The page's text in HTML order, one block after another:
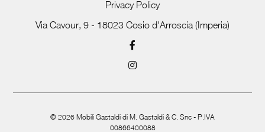
Privacy Policy
Via Cavour, 9 - 18023 Cosio d'Arroscia (Imperia)
© 2026 Mobili Gastaldi di M. Gastaldi & C. Snc - P.IVA
00866400088